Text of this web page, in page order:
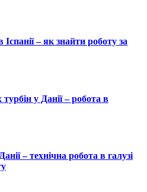
– як знайти роботу за
у Данії – робота в
– технічна робота в галузі